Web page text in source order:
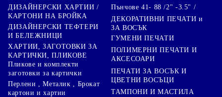
ДИЗАЙНЕРСКИ ХАРТИИ /
КАРТОНИ НА БРОЙКА
ДИЗАЙНЕРСКИ ТЕФТЕРИ
И БЕЛЕЖНИЦИ
ХАРТИИ, ЗАГОТОВКИ ЗА
КАРТИЧКИ, ПЛИКОВЕ
Пликове и комплекти
заготовки за картички
Перлени , Металик , Брокат
картони и хартии
Пънчове 41- 88 /2" -3.5" /
ДЕКОРАТИВНИ ПЕЧАТИ и
ЗА ВОСЪК
ГУМЕНИ ПЕЧАТИ
ПОЛИМЕРНИ ПЕЧАТИ И
АКСЕСОАРИ
ПЕЧАТИ ЗА ВОСЪК И
ЦВЕТНИ ВОСЪЦИ
ТАМПОНИ И МАСТИЛА